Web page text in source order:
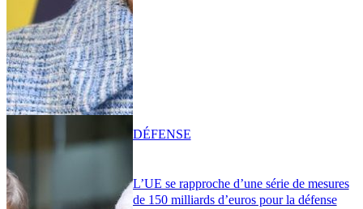
L’UE se rapproche d’une série de mesures
de 150 milliards d’euros pour la défense
DÉFENSE